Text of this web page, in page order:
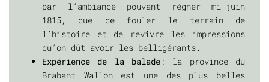
par l’ambiance pouvant régner mi-juin
1815, que de fouler le terrain de
l’histoire et de revivre les impressions
qu’on dût avoir les belligérants.
Expérience de la balade : la province du
Brabant Wallon est une des plus belles